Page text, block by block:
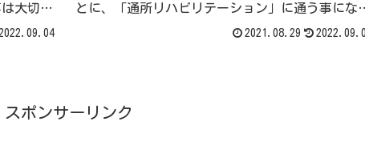
大切な
事の準
とに、「通所リハビリテーション」に通う事にな
契約などの流れの情報を皆様へシェアしたいと思
2021.08.29
スポンサーリンク